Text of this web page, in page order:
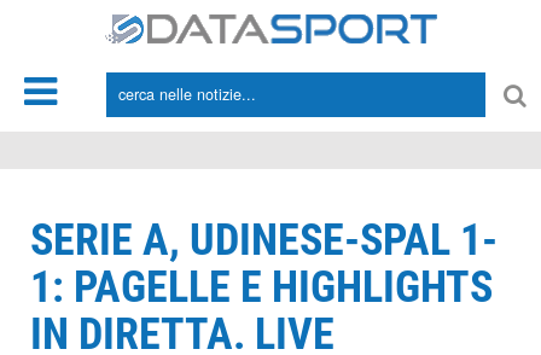
SERIE A, UDINESE-SPAL 1-
1: PAGELLE E HIGHLIGHTS
IN DIRETTA. LIVE